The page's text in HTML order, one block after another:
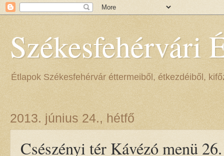
Székesfehérvári
Étlapok Székesfehérvár éttermeiből, étkezdéiből,
2013. június 24., hétfő
Csészényi tér Kávézó menü